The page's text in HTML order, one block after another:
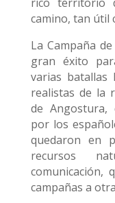
camino, tan útil
La Campaña
gran éxito
varias
realistas de la
de Angostura,
por los
quedaron en
recursos
comunicación,
campañas a